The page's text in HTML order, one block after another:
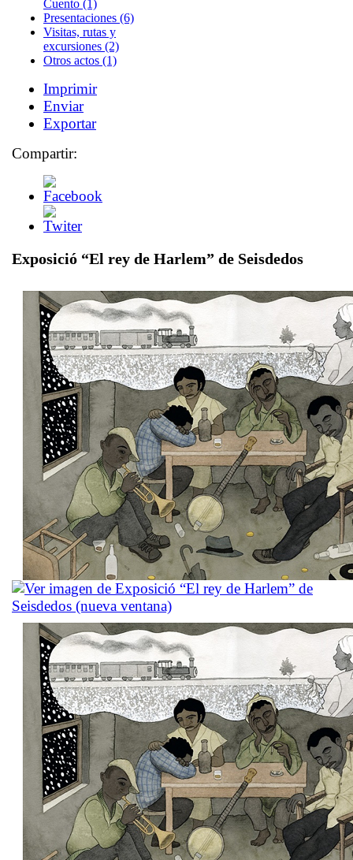
Cuento (1)
Presentaciones (6)
Visitas, rutas y
excursiones (2)
Otros actos (1)
Imprimir
Enviar
Exportar
Compartir:
Exposició “El rey de Harlem” de Seisdedos